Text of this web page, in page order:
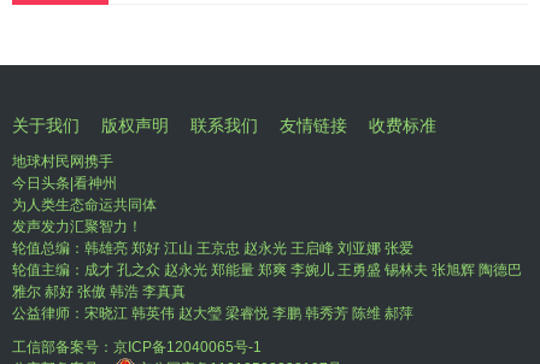
关于我们 版权声明 联系我们 友情链接 收费标准
地球村民网携手
今日头条|看神州
为人类生态命运共同体
发声发力汇聚智力！
轮值总编：韩雄亮 郑好 江山 王京忠 赵永光 王启峰 刘亚娜 张爱
轮值主编：成才 孔之众 赵永光 郑能量 郑爽 李婉儿 王勇盛 锡林夫 张旭辉 陶德巴
雅尔 郝好 张傲 韩浩 李真真
公益律师：宋晓江 韩英伟 赵大瑩 梁睿悦 李鹏 韩秀芳 陈维 郝萍
工信部备案号： 京ICP备12040065号-1